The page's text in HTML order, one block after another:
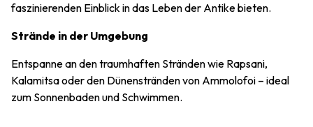
faszinierenden Einblick in das Leben der Antike bieten.
Strände in der Umgebung
Entspanne an den traumhaften Stränden wie Rapsani,
Kalamitsa oder den Dünenstränden von Ammolofoi – ideal
zum Sonnenbaden und Schwimmen.